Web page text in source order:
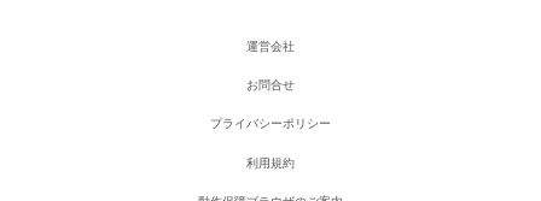
運営会社
お問合せ
プライバシーポリシー
利用規約